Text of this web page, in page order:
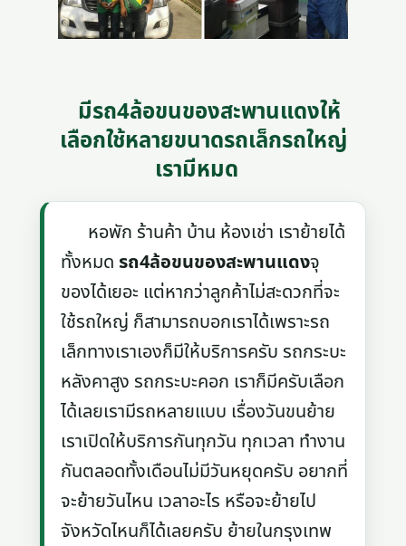
มีรถ4ล้อขนของสะพานแดงให้
เลือกใช้หลายขนาดรถเล็กรถใหญ่
เรามีหมด
หอพัก ร้านค้า บ้าน ห้องเช่า เราย้ายได้
ทั้งหมดรถ4ล้อขนของสะพานแดงจุ
ของได้เยอะ แต่หากว่าลูกค้าไม่สะดวกที่จะ
ใช้รถใหญ่ ก็สามารถบอกเราได้เพราะรถ
เล็กทางเราเองก็มีให้บริการครับ รถกระบะ
หลังคาสูง รถกระบะคอก เราก็มีครับเลือก
ได้เลยเรามีรถหลายแบบ เรื่องวันขนย้าย
เราเปิดให้บริการกันทุกวัน ทุกเวลา ทำงาน
กันตลอดทั้งเดือนไม่มีวันหยุดครับ อยากที่
จะย้ายวันไหน เวลาอะไร หรือจะย้ายไป
จังหวัดไหนก็ได้เลยครับ ย้ายในกรุงเทพ